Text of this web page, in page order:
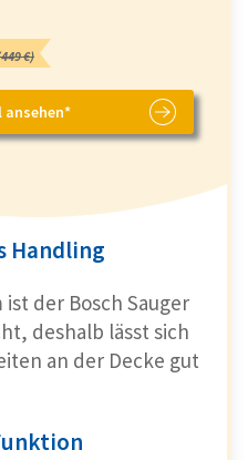
€)
ansehen*
Handling
der Bosch Sauger
deshalb lässt sich
an der Decke gut